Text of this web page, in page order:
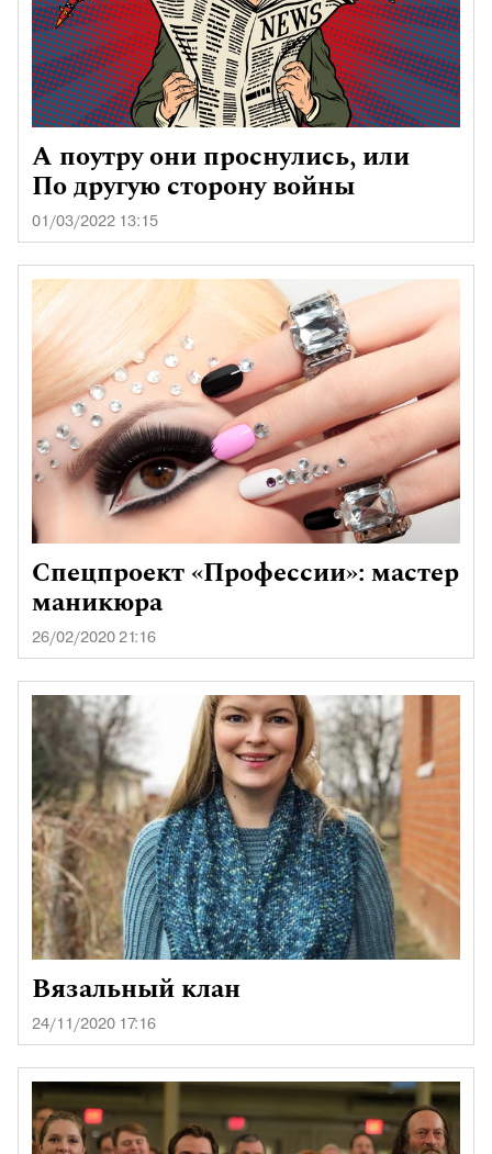
А поутру они проснулись, или
По другую сторону войны
01/03/2022 13:15
Спецпроект «Профессии»: мастер
маникюра
26/02/2020 21:16
Вязальный клан
24/11/2020 17:16